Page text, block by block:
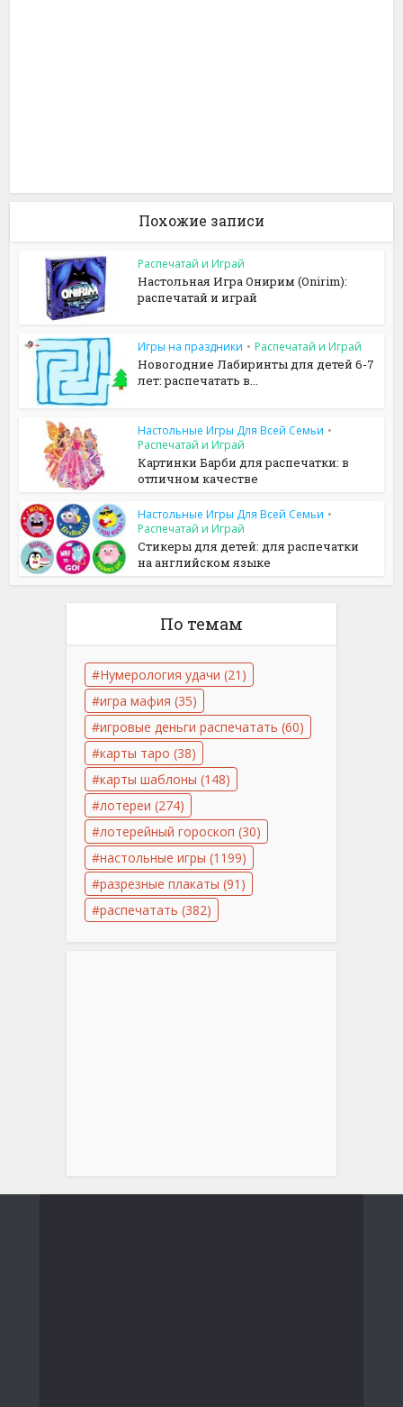
Похожие записи
Распечатай и Играй
Настольная Игра Онирим (Onirim):
распечатай и играй
Игры на праздники • Распечатай и Играй
Новогодние Лабиринты для детей 6-7
лет: распечатать в...
Настольные Игры Для Всей Семьи •
Распечатай и Играй
Картинки Барби для распечатки: в
отличном качестве
Настольные Игры Для Всей Семьи •
Распечатай и Играй
Стикеры для детей: для распечатки
на английском языке
По темам
Нумерология удачи (21)
игра мафия (35)
игровые деньги распечатать (60)
карты таро (38)
карты шаблоны (148)
лотереи (274)
лотерейный гороскоп (30)
настольные игры (1199)
разрезные плакаты (91)
распечатать (382)